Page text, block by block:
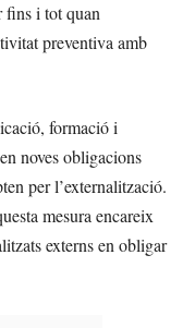
fins i tot quan
preventiva amb
formació i
noves obligacions
per l’externalització.
mesura encareix
externs en obligar